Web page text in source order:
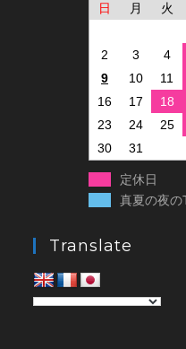
日
月 火
2
3 4
9
10 11
16
17 18
23
24 25
30
31
定休日
真夏の夜
Translate